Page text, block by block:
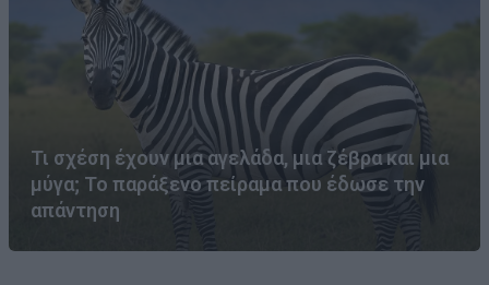
Τι σχέση έχουν μια αγελάδα, μια ζέβρα και μια
μύγα; Το παράξενο πείραμα που έδωσε την
απάντηση